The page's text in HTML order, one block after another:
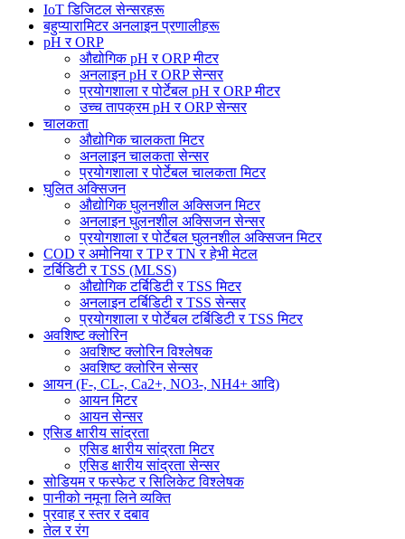
IoT डिजिटल सेन्सरहरू
बहुप्यारामिटर अनलाइन प्रणालीहरू
pH र ORP
औद्योगिक pH र ORP मीटर
अनलाइन pH र ORP सेन्सर
प्रयोगशाला र पोर्टेबल pH र ORP मीटर
उच्च तापक्रम pH र ORP सेन्सर
चालकता
औद्योगिक चालकता मिटर
अनलाइन चालकता सेन्सर
प्रयोगशाला र पोर्टेबल चालकता मिटर
घुलित अक्सिजन
औद्योगिक घुलनशील अक्सिजन मिटर
अनलाइन घुलनशील अक्सिजन सेन्सर
प्रयोगशाला र पोर्टेबल घुलनशील अक्सिजन मिटर
COD र अमोनिया र TP र TN र हेभी मेटल
टर्बिडिटी र TSS (MLSS)
औद्योगिक टर्बिडिटी र TSS मिटर
अनलाइन टर्बिडिटी र TSS सेन्सर
प्रयोगशाला र पोर्टेबल टर्बिडिटी र TSS मिटर
अवशिष्ट क्लोरिन
अवशिष्ट क्लोरिन विश्लेषक
अवशिष्ट क्लोरिन सेन्सर
आयन (F-, CL-, Ca2+, NO3-, NH4+ आदि)
आयन मिटर
आयन सेन्सर
एसिड क्षारीय सांद्रता
एसिड क्षारीय सांद्रता मिटर
एसिड क्षारीय सांद्रता सेन्सर
सोडियम र फस्फेट र सिलिकेट विश्लेषक
पानीको नमूना लिने व्यक्ति
प्रवाह र स्तर र दबाव
तेल र रंग